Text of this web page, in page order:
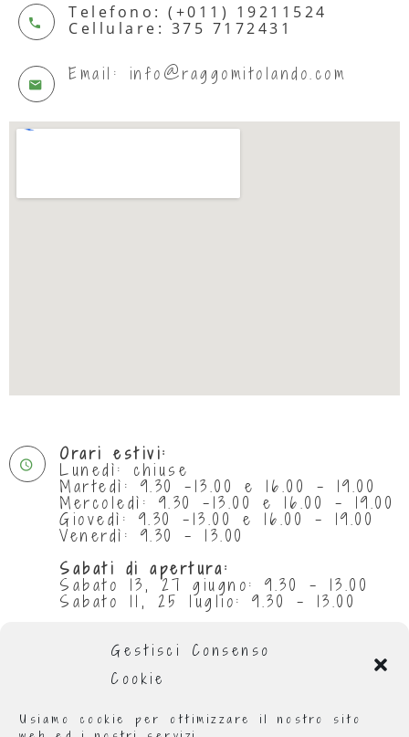
Gestisci Consenso
Cookie
Usiamo cookie per ottimizzare il nostro sito
Telefono: (+011) 19211524
Cellulare: 375 7172431
Email: info@raggomitolando.com
Orari estivi:
Lunedì: chiuse
Martedì: 9.30 -13.00 e 16.00 - 19.00
Mercoledì: 9.30 -13.00 e 16.00 - 19.00
Giovedì: 9.30 -13.00 e 16.00 - 19.00
Venerdì: 9.30 - 13.00
Sabati di apertura:
Sabato 13, 27 giugno: 9.30 - 13.00
Sabato 11, 25 luglio: 9.30 - 13.00
da 29 giugno al 5 luglio compresi
da 1 al 31 agosto compresi
Lunedì: 9.00 - 13.00 e 16.00 - 19.00
Martedì: 9.00 - 13.00 e 16.00 - 19.00